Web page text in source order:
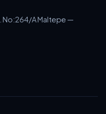
No:264/A Maltepe —